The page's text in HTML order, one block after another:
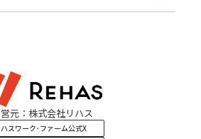
元：株式会社リハス
スワーク･ファーム公式X